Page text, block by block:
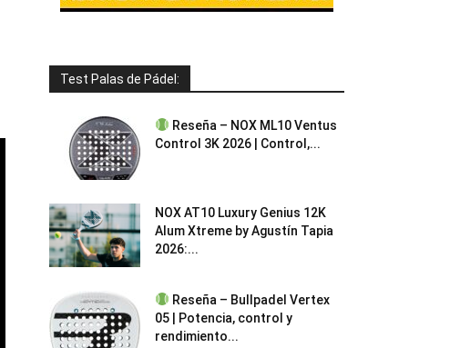
Test Palas de Pádel:
Reseña – NOX ML10 Ventus
Control 3K 2026 | Control,...
NOX AT10 Luxury Genius 12K
Alum Xtreme by Agustín Tapia
2026:...
Reseña – Bullpadel Vertex
05 | Potencia, control y
rendimiento...